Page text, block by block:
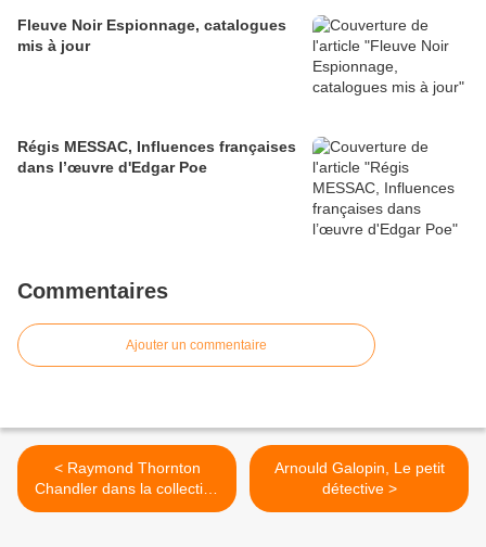
Fleuve Noir Espionnage, catalogues
mis à jour
Régis MESSAC, Influences françaises
dans l’œuvre d'Edgar Poe
Commentaires
Ajouter un commentaire
< Raymond Thornton
Chandler dans la collection
"Un Mystère" aux Presses
Arnould Galopin, Le petit
détective >